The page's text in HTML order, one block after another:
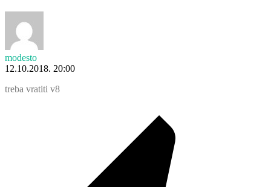
modesto
12.10.2018. 20:00
treba vratiti v8